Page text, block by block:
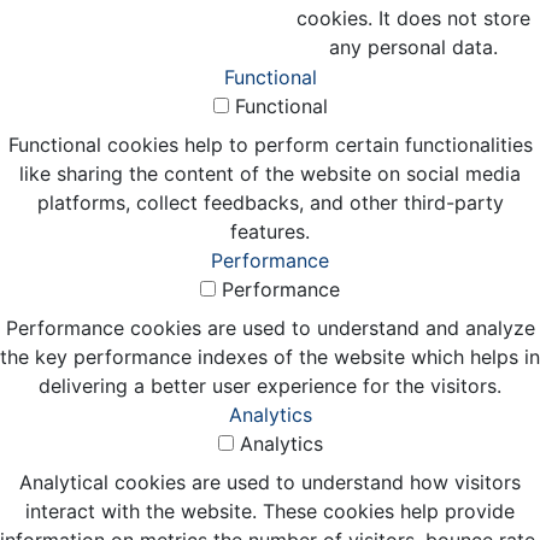
cookies. It does not store
any personal data.
Functional
Functional
Functional cookies help to perform certain functionalities
like sharing the content of the website on social media
platforms, collect feedbacks, and other third-party
features.
Performance
Performance
Performance cookies are used to understand and analyze
the key performance indexes of the website which helps in
delivering a better user experience for the visitors.
Analytics
Analytics
Analytical cookies are used to understand how visitors
interact with the website. These cookies help provide